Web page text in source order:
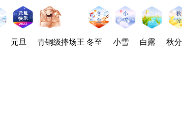
元旦 青铜级捧场王 冬至 小雪 白露 秋分